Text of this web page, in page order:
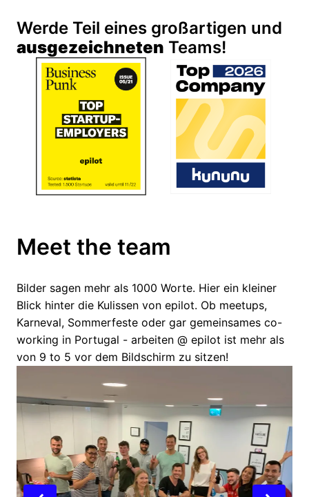
ausgezeichneten Teams!
Meet the team
Bilder sagen mehr als 1000 Worte. Hier ein kleiner
Blick hinter die Kulissen von epilot. Ob meetups,
Karneval, Sommerfeste oder gar gemeinsames co-
working in Portugal - arbeiten @ epilot ist mehr als
von 9 to 5 vor dem Bildschirm zu sitzen!